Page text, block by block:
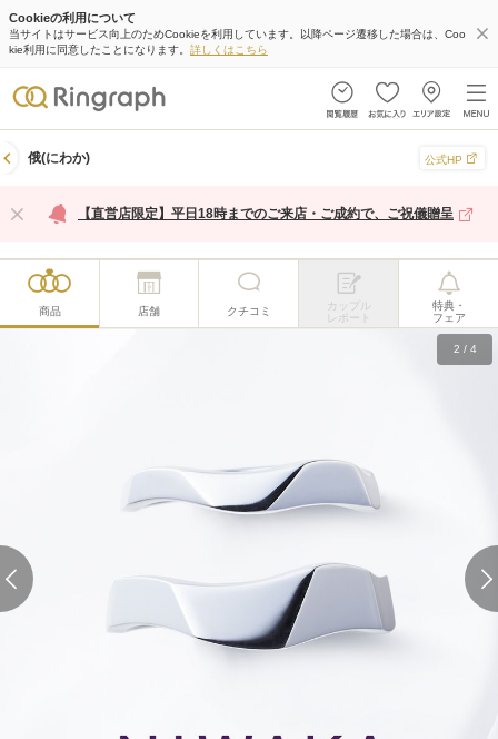
Cookieの利用について
当サイトはサービス向上のためCookieを利用しています。以降ページ遷移した場合は、Coo
kie利用に同意したことになります。 詳しくはこちら
俄(にわか) 公式HP
【直営店限定】平日18時までのご来店・ご成約で、ご祝儀贈呈
商品 店舗 クチコミ
カップル
レポート
特典・
フェア
2 / 4